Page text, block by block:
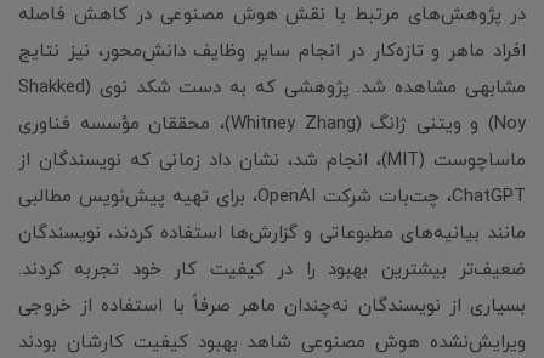
در پژوهش‌های مرتبط با نقش هوش مصنوعی در کاهش فاصله
افراد ماهر و تازه‌کار در انجام سایر وظایف دانش‌محور، نیز نتایج
مشابهی مشاهده شد. پژوهشی که به دست شکد نوی (Shakked
Noy) و ویتنی ژانگ (Whitney Zhang)، محققان مؤسسه فناوری
ماساچوست (MIT)، انجام شد، نشان داد زمانی که نویسندگان از
ChatGPT، چت‌بات شرکت OpenAI، برای تهیه پیش‌نویس مطالبی
مانند بیانیه‌های مطبوعاتی و گزارش‌ها استفاده کردند، نویسندگان
ضعیف‌تر بیشترین بهبود را در کیفیت کار خود تجربه کردند.
بسیاری از نویسندگان نه‌چندان ماهر صرفاً با استفاده از خروجی
ویرایش‌نشده هوش مصنوعی شاهد بهبود کیفیت کارشان بودند